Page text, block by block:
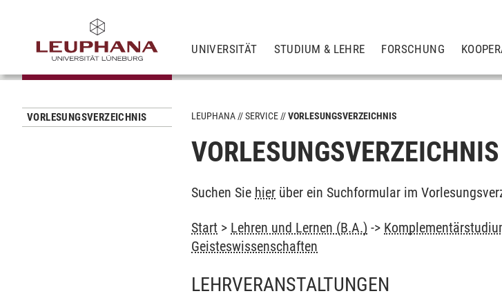
UNIVERSITÄT STUDIUM & LEHRE FORSCHUNG
VORLESUNGSVERZEICHNIS LEUPHANA SERVICE VORLESUNGSVERZEICHNIS
VORLESUNGSVERZEICHNIS
Suchen Sie hier über ein Suchformular im
Start > Lehren und Lernen (B.A.) ->
Geisteswissenschaften
LEHRVERANSTALTUNGEN